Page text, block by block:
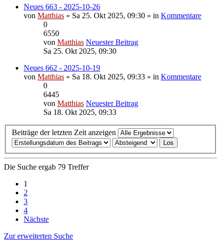
Neues 663 - 2025-10-26
von Matthias » Sa 25. Okt 2025, 09:30 » in Kommentare
0
6550
von Matthias Neuester Beitrag
Sa 25. Okt 2025, 09:30
Neues 662 - 2025-10-19
von Matthias » Sa 18. Okt 2025, 09:33 » in Kommentare
0
6445
von Matthias Neuester Beitrag
Sa 18. Okt 2025, 09:33
Beiträge der letzten Zeit anzeigen
Die Suche ergab 79 Treffer
1
2
3
4
Nächste
Zur erweiterten Suche